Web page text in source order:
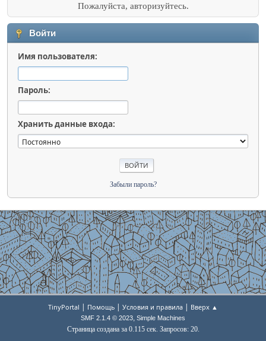
Пожалуйста, авторизуйтесь.
Войти
Имя пользователя:
Пароль:
Хранить данные входа:
Забыли пароль?
TinyPortal | Помощь | Условия и правила | Вверх ▲
SMF 2.1.4 © 2023, Simple Machines
Страница создана за 0.115 сек. Запросов: 20.